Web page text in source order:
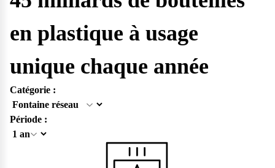
en plastique à usage
unique chaque année
Catégorie :
Période :